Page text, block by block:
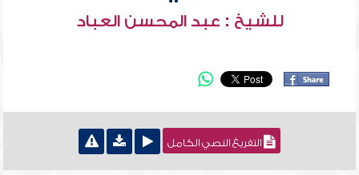
للشيخ : عبد المحسن العباد
التفريغ النصي الكامل